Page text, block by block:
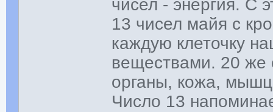
чисел - энергия. С
13 чисел майя с
каждую клеточку
веществами. 20 же
органы, кожа,
Число 13